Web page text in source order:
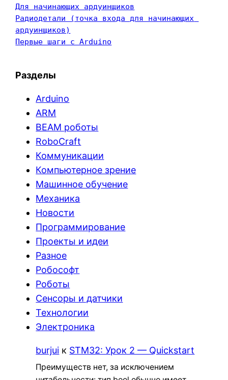
Для начинающих ардуинщиков
Радиодетали (точка входа для начинающих
ардуинщиков)
Первые шаги с Arduino
Разделы
Arduino
ARM
BEAM роботы
RoboCraft
Коммуникации
Компьютерное зрение
Машинное обучение
Механика
Новости
Программирование
Проекты и идеи
Разное
Робософт
Роботы
Сенсоры и датчики
Технологии
Электроника
burjui к STM32: Урок 2 — Quickstart
Преимуществ нет, за исключением